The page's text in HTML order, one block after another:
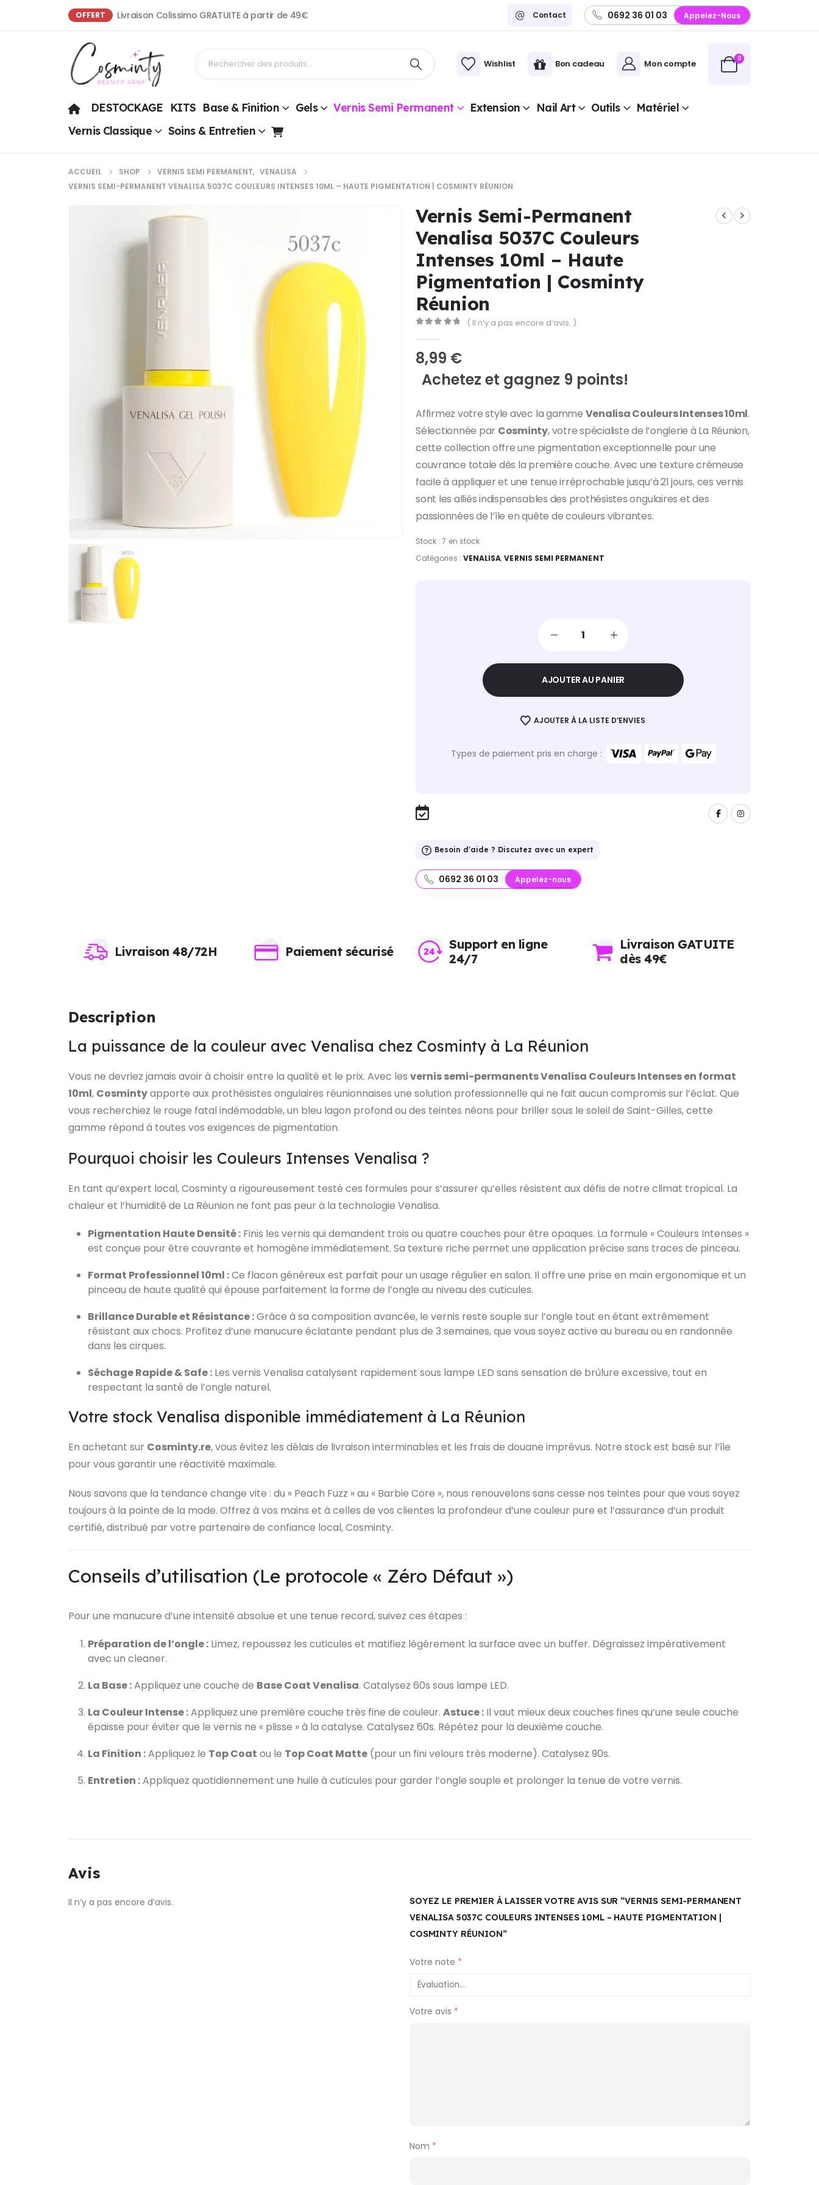
OFFERT Livraison Colissimo GRATUITE à partir de 49€ Contact 0692 36 01 03 Appelez-Nous
Wishlist Bon cadeau Mon compte 0
DESTOCKAGE KITS Base & Finition Gels Vernis Semi Permanent Extension Nail Art Outils
Matériel
Vernis Classique
Soins & Entretien
ACCUEIL SHOP VERNIS SEMI PERMANENT, VENALISA
VERNIS SEMI-PERMANENT VENALISA 5037C COULEURS INTENSES 10ML – HAUTE PIGMENTATION | COSMINTY RÉUNION
Vernis Semi-Permanent
Venalisa 5037C Couleurs
Intenses 10ml – Haute
Pigmentation | Cosminty
Réunion
( Il n’y a pas encore d’avis. )
8,99 €
Achetez et gagnez 9 points!
Affirmez votre style avec la gamme Venalisa Couleurs Intenses 10ml.
Sélectionnée par Cosminty, votre spécialiste de l’onglerie à La Réunion,
cette collection offre une pigmentation exceptionnelle pour une
couvrance totale dès la première couche. Avec une texture crémeuse
facile à appliquer et une tenue irréprochable jusqu’à 21 jours, ces vernis
sont les alliés indispensables des prothésistes ongulaires et des
passionnées de l’île en quête de couleurs vibrantes.
Stock :7 en stock
Catégories : VENALISA,VERNIS SEMI PERMANENT
AJOUTER AU PANIER
AJOUTER À LA LISTE D’ENVIES
Types de paiement pris en charge :
Besoin d'aide ? Discutez avec un expert
0692 36 01 03 Appelez-nous
Livraison 48/72H Paiement sécurisé
Support en ligne
24/7
Livraison GATUITE
dès 49€
Description
La puissance de la couleur avec Venalisa chez Cosminty à La Réunion
Vous ne devriez jamais avoir à choisir entre la qualité et le prix. Avec les vernis semi-permanents Venalisa Couleurs Intenses en format
10ml, Cosmintyapporte aux prothésistes ongulaires réunionnaises une solution professionnelle qui ne fait aucun compromis sur l’éclat. Que
vous recherchiez le rouge fatal indémodable, un bleu lagon profond ou des teintes néons pour briller sous le soleil de Saint-Gilles, cette
gamme répond à toutes vos exigences de pigmentation.
Pourquoi choisir les Couleurs Intenses Venalisa ?
En tant qu’expert local, Cosminty a rigoureusement testé ces formules pour s’assurer qu’elles résistent aux défis de notre climat tropical. La
chaleur et l’humidité de La Réunion ne font pas peur à la technologie Venalisa.
Pigmentation Haute Densité : Finis les vernis qui demandent trois ou quatre couches pour être opaques. La formule « Couleurs Intenses »
est conçue pour être couvrante et homogène immédiatement. Sa texture riche permet une application précise sans traces de pinceau.
Format Professionnel 10ml :Ce flacon généreux est parfait pour un usage régulier en salon. Il offre une prise en main ergonomique et un
pinceau de haute qualité qui épouse parfaitement la forme de l’ongle au niveau des cuticules.
Brillance Durable et Résistance :Grâce à sa composition avancée, le vernis reste souple sur l’ongle tout en étant extrêmement
résistant aux chocs. Profitez d’une manucure éclatante pendant plus de 3 semaines, que vous soyez active au bureau ou en randonnée
dans les cirques.
Séchage Rapide & Safe : Les vernis Venalisa catalysent rapidement sous lampe LED sans sensation de brûlure excessive, tout en
respectant la santé de l’ongle naturel.
Votre stock Venalisa disponible immédiatement à La Réunion
En achetant sur Cosminty.re, vous évitez les délais de livraison interminables et les frais de douane imprévus. Notre stock est basé sur l’île
pour vous garantir une réactivité maximale.
Nous savons que la tendance change vite : du « Peach Fuzz » au « Barbie Core », nous renouvelons sans cesse nos teintes pour que vous soyez
toujours à la pointe de la mode. Offrez à vos mains et à celles de vos clientes la profondeur d’une couleur pure et l’assurance d’un produit
certifié, distribué par votre partenaire de confiance local, Cosminty.
Conseils d’utilisation (Le protocole « Zéro Défaut »)
Pour une manucure d’une intensité absolue et une tenue record, suivez ces étapes :
Préparation de l’ongle : Limez, repoussez les cuticules et matifiez légèrement la surface avec un buffer. Dégraissez impérativement
avec un cleaner.
La Base :Appliquez une couche de Base Coat Venalisa. Catalysez 60s sous lampe LED.
La Couleur Intense :Appliquez une première couche très fine de couleur. Astuce : Il vaut mieux deux couches fines qu’une seule couche
épaisse pour éviter que le vernis ne « plisse » à la catalyse. Catalysez 60s. Répétez pour la deuxième couche.
La Finition :Appliquez le Top Coat ou le Top Coat Matte (pour un fini velours très moderne). Catalysez 90s.
Entretien :Appliquez quotidiennement une huile à cuticules pour garder l’ongle souple et prolonger la tenue de votre vernis.
Avis
Il n’y a pas encore d’avis.
SOYEZ LE PREMIER À LAISSER VOTRE AVIS SUR “VERNIS SEMI-PERMANENT
VENALISA 5037C COULEURS INTENSES 10ML – HAUTE PIGMENTATION |
COSMINTY RÉUNION”
Votre note *
Votre avis *
Nom *